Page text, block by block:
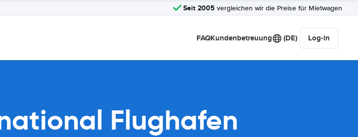
Seit 2005 vergleichen wir die Preise für Mietwagen
FAQKundenbetreuung (DE) Log-in
Flughafen